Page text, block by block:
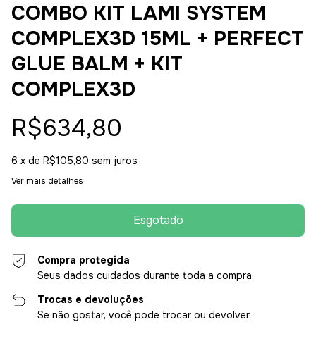
COMBO KIT LAMI SYSTEM
COMPLEX3D 15ML + PERFECT
GLUE BALM + KIT
COMPLEX3D
R$634,80
6 x de R$105,80 sem juros
Ver mais detalhes
Compra protegida
Seus dados cuidados durante toda a compra.
Trocas e devoluções
Se não gostar, você pode trocar ou devolver.